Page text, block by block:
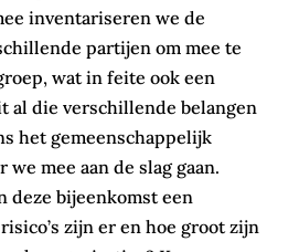
inventariseren we de
partijen om mee te
wat in feite ook een
al die verschillende belangen
het gemeenschappelijk
we mee aan de slag gaan.
deze bijeenkomst een
zijn er en hoe groot zijn